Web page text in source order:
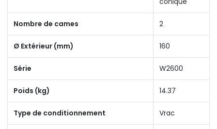
Nombre de cames 2
Ø Extérieur (mm) 160
Série W2600
Poids (kg) 14.37
Type de conditionnement Vrac